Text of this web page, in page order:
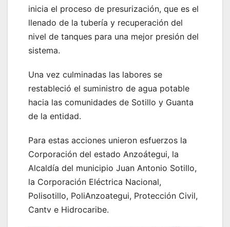
inicia el proceso de presurización, que es el
llenado de la tubería y recuperación del
nivel de tanques para una mejor presión del
sistema.
Una vez culminadas las labores se
restableció el suministro de agua potable
hacia las comunidades de Sotillo y Guanta
de la entidad.
Para estas acciones unieron esfuerzos la
Corporación del estado Anzoátegui, la
Alcaldía del municipio Juan Antonio Sotillo,
la Corporación Eléctrica Nacional,
Polisotillo, PoliAnzoategui, Protección Civil,
Cantv e Hidrocaribe.